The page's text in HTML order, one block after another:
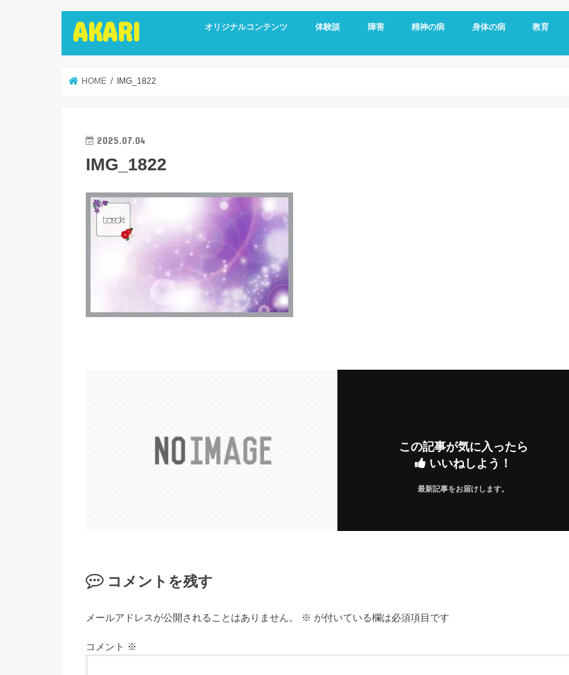
AKARI オリジナルコンテンツ
インタビュー
ライターズインタビュー
リカバリーストーリーズ
広報誌
体験談
メッセージ
障害
視覚障害
聴覚障害
発達障害
知的障害
障害年金
障害者雇用
精神の病
うつ病
双極性障害
統合失調症
パニック障害
不安神経症
依存症
適応障害
身体の病
アレルギー
頭痛
ダウン症
がん
リウマチ
更年期障害
内臓の病気
整形外科の病気
脳・心臓の病気
糖尿病
その他の身体の病
教育
子育て
HOME IMG_1822
2025.07.04
IMG_1822
この記事が気に入ったら
いいねしよう！
最新記事をお届けします。
コメントを残す
メールアドレスが公開されることはありません。 ※ が付いている欄は必須項目です
コメント ※